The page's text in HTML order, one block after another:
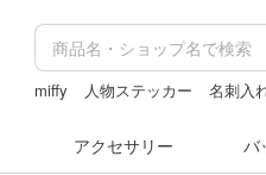
miffy 人物ステッカー 名刺入
アクセサリー バ